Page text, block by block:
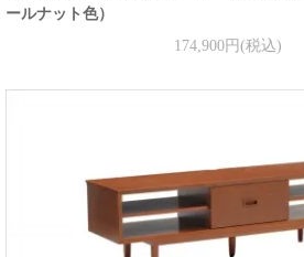
ールナット色）
174,900円(税込)